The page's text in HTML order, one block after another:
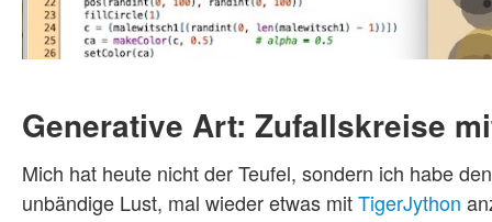
Generative Art: Zufallskreise
Mich hat heute nicht der Teufel, sondern ich habe
unbändige Lust, mal wieder etwas mitTigerJython